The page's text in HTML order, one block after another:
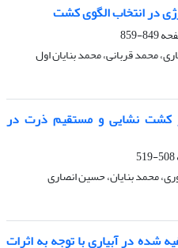
در انتخاب الگوی کشت
849-859
محمد قربانی، محمد بنایان اول
کشت نشایی و مستقیم ذرت در
508-519
محمد بنایان، حسین انصاری
شده در آبیاری با توجه به اثرات